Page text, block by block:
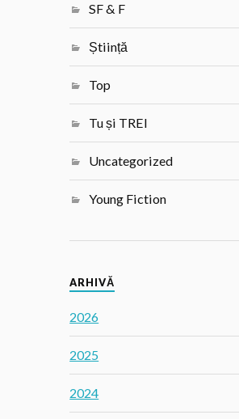
SF & F
Știință
Top
Tu și TREI
Uncategorized
Young Fiction
ARHIVĂ
2026
2025
2024